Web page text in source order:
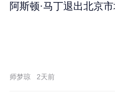
阿斯顿·马丁退出北京
师梦琼 2天前